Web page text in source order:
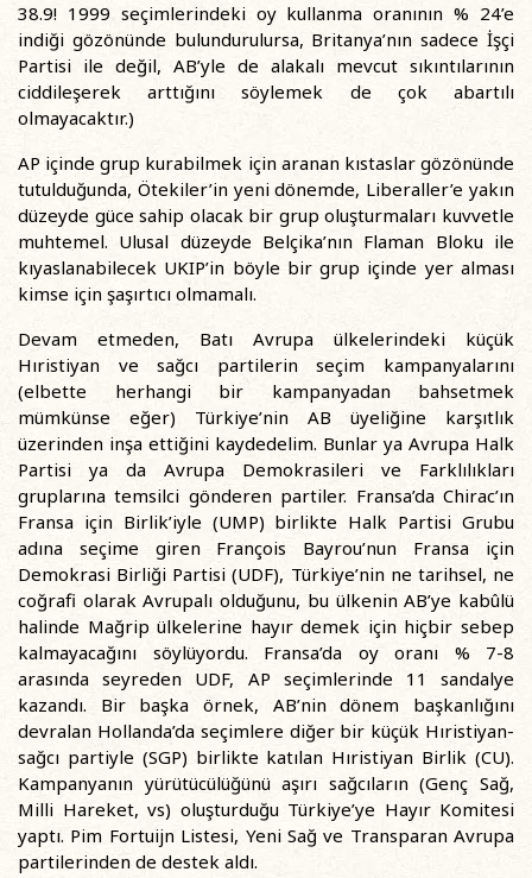
38.9! 1999 seçimlerindeki oy kullanma oranının % 24’e
indiği gözönünde bulundurulursa, Britanya’nın sadece İşçi
Partisi ile değil, AB’yle de alakalı mevcut sıkıntılarının
ciddileşerek arttığını söylemek de çok abartılı
olmayacaktır.)
AP içinde grup kurabilmek için aranan kıstaslar gözönünde
tutulduğunda, Ötekiler’in yeni dönemde, Liberaller’e yakın
düzeyde güce sahip olacak bir grup oluşturmaları kuvvetle
muhtemel. Ulusal düzeyde Belçika’nın Flaman Bloku ile
kıyaslanabilecek UKIP’in böyle bir grup içinde yer alması
kimse için şaşırtıcı olmamalı.
Devam etmeden, Batı Avrupa ülkelerindeki küçük
Hıristiyan ve sağcı partilerin seçim kampanyalarını
(elbette herhangi bir kampanyadan bahsetmek
mümkünse eğer) Türkiye’nin AB üyeliğine karşıtlık
üzerinden inşa ettiğini kaydedelim. Bunlar ya Avrupa Halk
Partisi ya da Avrupa Demokrasileri ve Farklılıkları
gruplarına temsilci gönderen partiler. Fransa’da Chirac’ın
Fransa için Birlik’iyle (UMP) birlikte Halk Partisi Grubu
adına seçime giren François Bayrou’nun Fransa için
Demokrasi Birliği Partisi (UDF), Türkiye’nin ne tarihsel, ne
coğrafi olarak Avrupalı olduğunu, bu ülkenin AB’ye kabûlü
halinde Mağrip ülkelerine hayır demek için hiçbir sebep
kalmayacağını söylüyordu. Fransa’da oy oranı % 7-8
arasında seyreden UDF, AP seçimlerinde 11 sandalye
kazandı. Bir başka örnek, AB’nin dönem başkanlığını
devralan Hollanda’da seçimlere diğer bir küçük Hıristiyan-
sağcı partiyle (SGP) birlikte katılan Hıristiyan Birlik (CU).
Kampanyanın yürütücülüğünü aşırı sağcıların (Genç Sağ,
Milli Hareket, vs) oluşturduğu Türkiye’ye Hayır Komitesi
yaptı. Pim Fortuijn Listesi, Yeni Sağ ve Transparan Avrupa
partilerinden de destek aldı.